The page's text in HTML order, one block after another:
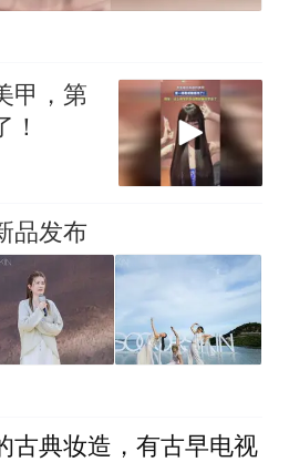
甲，第
品发布
古典妆造，有古早电视